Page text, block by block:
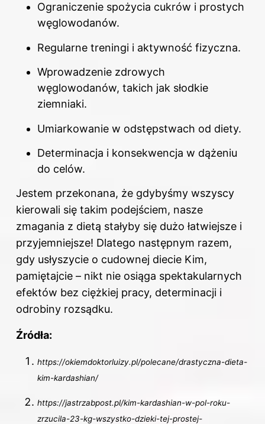
Ograniczenie spożycia cukrów i prostych
węglowodanów.
Regularne treningi i aktywność fizyczna.
Wprowadzenie zdrowych
węglowodanów, takich jak słodkie
ziemniaki.
Umiarkowanie w odstępstwach od diety.
Determinacja i konsekwencja w dążeniu
do celów.
Jestem przekonana, że gdybyśmy wszyscy
kierowali się takim podejściem, nasze
zmagania z dietą stałyby się dużo łatwiejsze i
przyjemniejsze! Dlatego następnym razem,
gdy usłyszycie o cudownej diecie Kim,
pamiętajcie – nikt nie osiąga spektakularnych
efektów bez ciężkiej pracy, determinacji i
odrobiny rozsądku.
Źródła:
https://okiemdoktorluizy.pl/polecane/drastyczna-dieta-
kim-kardashian/
https://jastrzabpost.pl/kim-kardashian-w-pol-roku-
zrzucila-23-kg-wszystko-dzieki-tej-prostej-